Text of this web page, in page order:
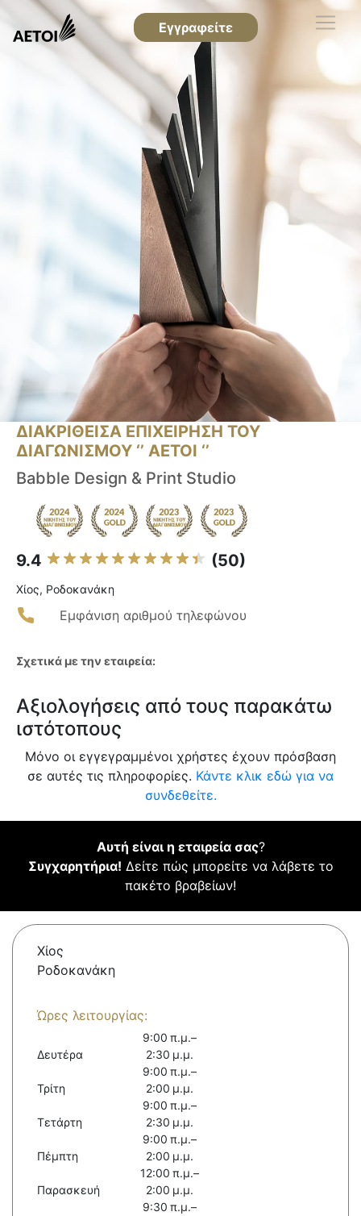
Εγγραφείτε
ΔΙΑΚΡΙΘΕΙΣΑ ΕΠΙΧΕΙΡΗΣΗ ΤΟΥ
ΔΙΑΓΩΝΙΣΜΟΥ ‘’ ΑΕΤΟΙ ‘’
Babble Design & Print Studio
9.4 (50)
Χίος, Ροδοκανάκη
Εμφάνιση αριθμού τηλεφώνου
Σχετικά με την εταιρεία:
Αξιολογήσεις από τους παρακάτω
ιστότοπους
Μόνο οι εγγεγραμμένοι χρήστες έχουν πρόσβαση
σε αυτές τις πληροφορίες. Κάντε κλικ εδώ για να
συνδεθείτε.
Αυτή είναι η εταιρεία σας?
Συγχαρητήρια! Δείτε πώς μπορείτε να λάβετε το
πακέτο βραβείων!
Χίος
Ροδοκανάκη
Ώρες λειτουργίας:
Δευτέρα
9:00 π.μ.–
2:30 μ.μ.
Τρίτη
9:00 π.μ.–
2:00 μ.μ.
Τετάρτη
9:00 π.μ.–
2:30 μ.μ.
Πέμπτη
9:00 π.μ.–
2:00 μ.μ.
Παρασκευή
12:00 π.μ.–
2:00 μ.μ.
9:30 π.μ.–